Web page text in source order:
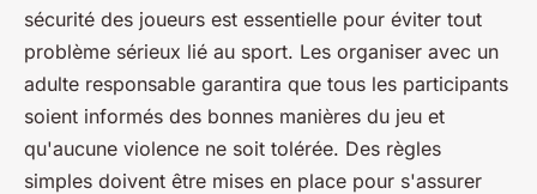
sécurité des joueurs est essentielle pour éviter tout
problème sérieux lié au sport. Les organiser avec un
adulte responsable garantira que tous les participants
soient informés des bonnes manières du jeu et
qu'aucune violence ne soit tolérée. Des règles
simples doivent être mises en place pour s'assurer